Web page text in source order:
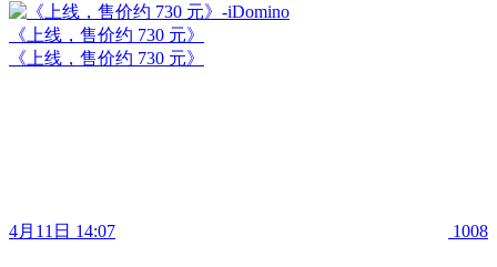
《上线，售价约 730 元》
《上线，售价约 730 元》
4月11日 14:07 1008